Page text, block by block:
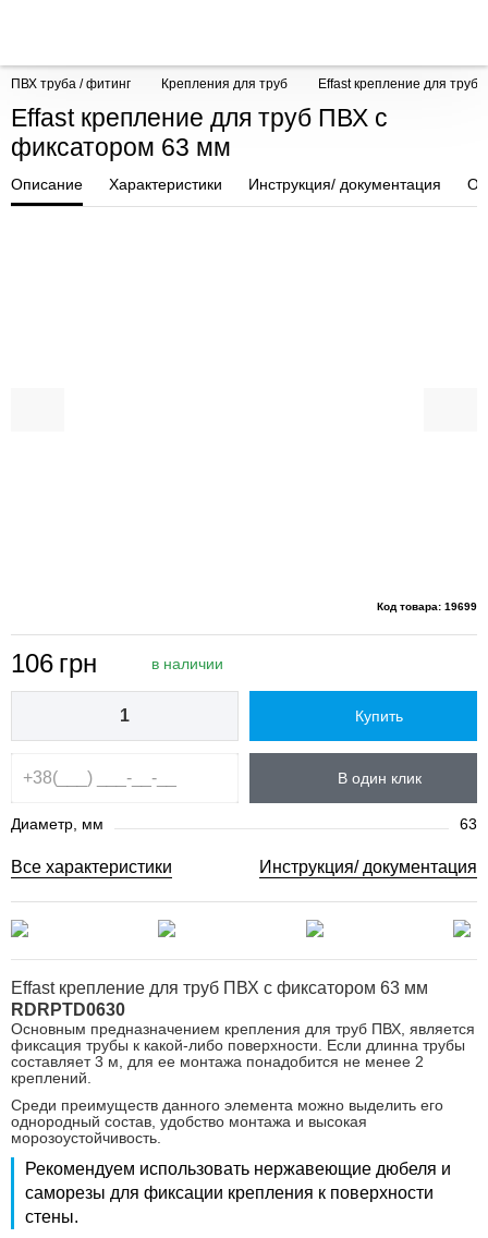
ПВХ труба / фитинг Крепления для труб Effast крепление для
Effast крепление для труб ПВХ с
фиксатором 63 мм
Описание Характеристики Инструкция/ документация
Код товара: 19699
106 грн в наличии
Купить
В один клик
Диаметр, мм 63
Все характеристики Инструкция/ документация
Effast крепление для труб ПВХ с фиксатором 63 мм
RDRPTD0630
Основным предназначением крепления для труб ПВХ, является
фиксация трубы к какой-либо поверхности. Если длинна трубы
составляет 3 м, для ее монтажа понадобится не менее 2
креплений.
Среди преимуществ данного элемента можно выделить его
однородный состав, удобство монтажа и высокая
морозоустойчивость.
Рекомендуем использовать нержавеющие дюбеля и
саморезы для фиксации крепления к поверхности
стены.